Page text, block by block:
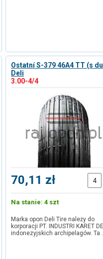
Ostatní S-379 46A4 TT (s
Deli
3.00-4/4
70,11 zł
Na stanie: 4 szt
Marka opon Deli Tire należy do
korporacji PT. INDUSTRI KARET
indonezyjskich archipelagów. Ta